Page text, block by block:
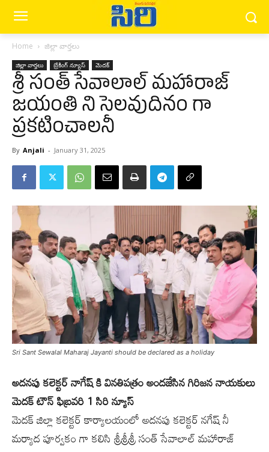
Home జిల్లా వార్త‌లు
జిల్లా వార్త‌లు బ్రేకింగ్ న్యూస్‌ మెద‌క్
శ్రీ సంత్ సేవాలాల్ మహారాజ్
జయంతి ని సెలవుదినం గా
ప్రకటించాలనీ
By Anjali - January 31, 2025
Sri Sant Sewalal Maharaj Jayanti should be declared as a holiday
అదనపు కలెక్టర్ నాగేష్ కి వినతిపత్రం అందజేసిన గిరిజన నాయకులు
మెదక్ టౌన్ ఫిబ్రవరి 1 సిరి న్యూస్
మెదక్ జిల్లా కలెక్టర్ కార్యాలయంలో అదనపు కలెక్టర్ నగేష్ నీ
మర్యాద పూర్వకం గా కలిసి శ్రీశ్రీశ్రీ సంత్ సేవాలాల్ మహారాజ్